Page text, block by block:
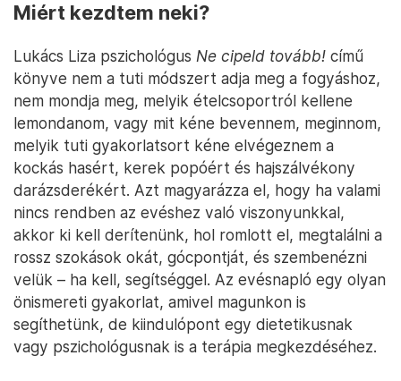
Miért kezdtem neki?
Lukács Liza pszichológus Ne cipeld tovább! című
könyve nem a tuti módszert adja meg a fogyáshoz,
nem mondja meg, melyik ételcsoportról kellene
lemondanom, vagy mit kéne bevennem, meginnom,
melyik tuti gyakorlatsort kéne elvégeznem a
kockás hasért, kerek popóért és hajszálvékony
darázsderékért. Azt magyarázza el, hogy ha valami
nincs rendben az evéshez való viszonyunkkal,
akkor ki kell derítenünk, hol romlott el, megtalálni a
rossz szokások okát, gócpontját, és szembenézni
velük – ha kell, segítséggel. Az evésnapló egy olyan
önismereti gyakorlat, amivel magunkon is
segíthetünk, de kiindulópont egy dietetikusnak
vagy pszichológusnak is a terápia megkezdéséhez.